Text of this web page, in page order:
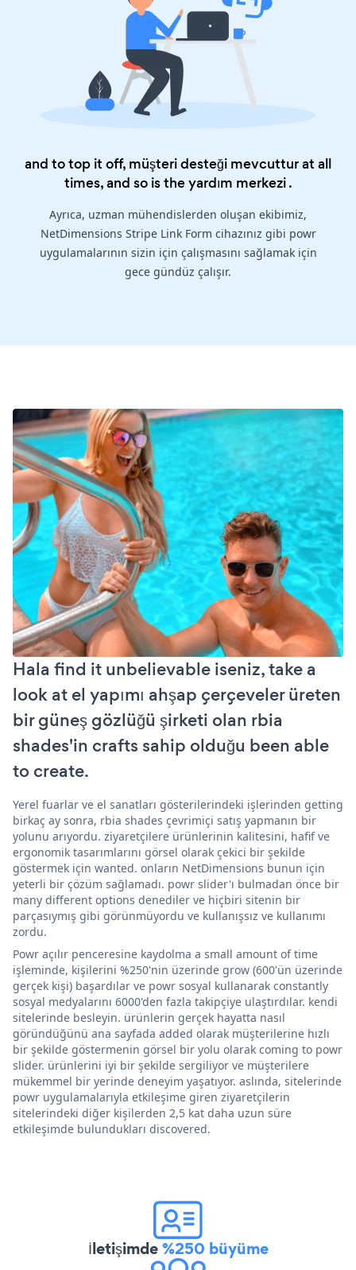
and to top it off, müşteri desteği mevcuttur at all
times, and so is theyardım merkezi.
Ayrıca, uzman mühendislerden oluşan ekibimiz,
NetDimensions Stripe Link Form cihazınız gibi powr
uygulamalarının sizin için çalışmasını sağlamak için
gece gündüz çalışır.
Hala find it unbelievable iseniz, take a
look at el yapımı ahşap çerçeveler üreten
bir güneş gözlüğü şirketi olan rbia
shades'in crafts sahip olduğu been able
to create.
Yerel fuarlar ve el sanatları gösterilerindeki işlerinden getting
birkaç ay sonra, rbia shades çevrimiçi satış yapmanın bir
yolunu arıyordu. ziyaretçilere ürünlerinin kalitesini, hafif ve
ergonomik tasarımlarını görsel olarak çekici bir şekilde
göstermek için wanted. onların NetDimensions bunun için
yeterli bir çözüm sağlamadı. powr slider'ı bulmadan önce bir
many different options denediler ve hiçbiri sitenin bir
parçasıymış gibi görünmüyordu ve kullanışsız ve kullanımı
zordu.
Powr açılır penceresine kaydolma a small amount of time
işleminde, kişilerini %250'nin üzerinde grow (600'ün üzerinde
gerçek kişi) başardılar ve powr sosyal kullanarak constantly
sosyal medyalarını 6000'den fazla takipçiye ulaştırdılar. kendi
sitelerinde besleyin. ürünlerin gerçek hayatta nasıl
göründüğünü ana sayfada added olarak müşterilerine hızlı
bir şekilde göstermenin görsel bir yolu olarak coming to powr
slider. ürünlerini iyi bir şekilde sergiliyor ve müşterilere
mükemmel bir yerinde deneyim yaşatıyor. aslında, sitelerinde
powr uygulamalarıyla etkileşime giren ziyaretçilerin
sitelerindeki diğer kişilerden 2,5 kat daha uzun süre
etkileşimde bulundukları discovered.
İletişimde%250 büyüme